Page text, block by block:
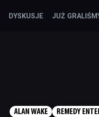
DYSKUSJE JUŻ
ALAN WAKE REMEDY